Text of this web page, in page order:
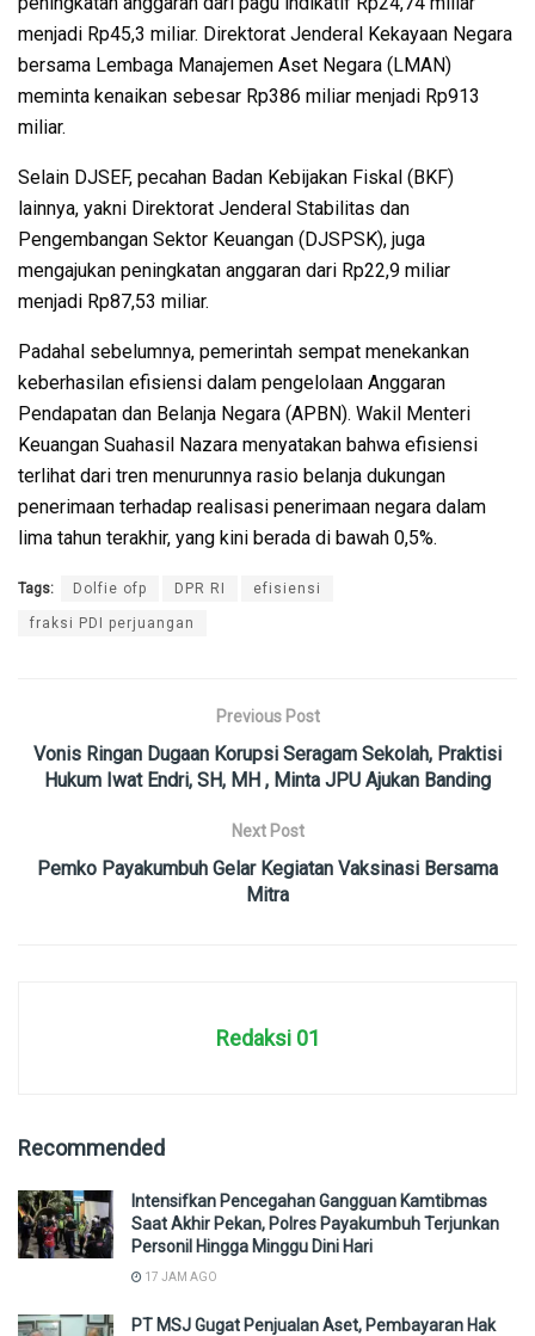
menjadi Rp45,3 miliar. Direktorat Jenderal Kekayaan Negara
bersama Lembaga Manajemen Aset Negara (LMAN)
meminta kenaikan sebesar Rp386 miliar menjadi Rp913
miliar.
Selain DJSEF, pecahan Badan Kebijakan Fiskal (BKF)
lainnya, yakni Direktorat Jenderal Stabilitas dan
Pengembangan Sektor Keuangan (DJSPSK), juga
mengajukan peningkatan anggaran dari Rp22,9 miliar
menjadi Rp87,53 miliar.
Padahal sebelumnya, pemerintah sempat menekankan
keberhasilan efisiensi dalam pengelolaan Anggaran
Pendapatan dan Belanja Negara (APBN). Wakil Menteri
Keuangan Suahasil Nazara menyatakan bahwa efisiensi
terlihat dari tren menurunnya rasio belanja dukungan
penerimaan terhadap realisasi penerimaan negara dalam
lima tahun terakhir, yang kini berada di bawah 0,5%.
Tags: Dolfie ofp DPR RI efisiensi
fraksi PDI perjuangan
Previous Post
Vonis Ringan Dugaan Korupsi Seragam Sekolah, Praktisi
Hukum Iwat Endri, SH, MH , Minta JPU Ajukan Banding
Next Post
Pemko Payakumbuh Gelar Kegiatan Vaksinasi Bersama
Mitra
Redaksi 01
Recommended
Intensifkan Pencegahan Gangguan Kamtibmas
Saat Akhir Pekan, Polres Payakumbuh Terjunkan
Personil Hingga Minggu Dini Hari
17 JAM AGO
PT MSJ Gugat Penjualan Aset, Pembayaran Hak